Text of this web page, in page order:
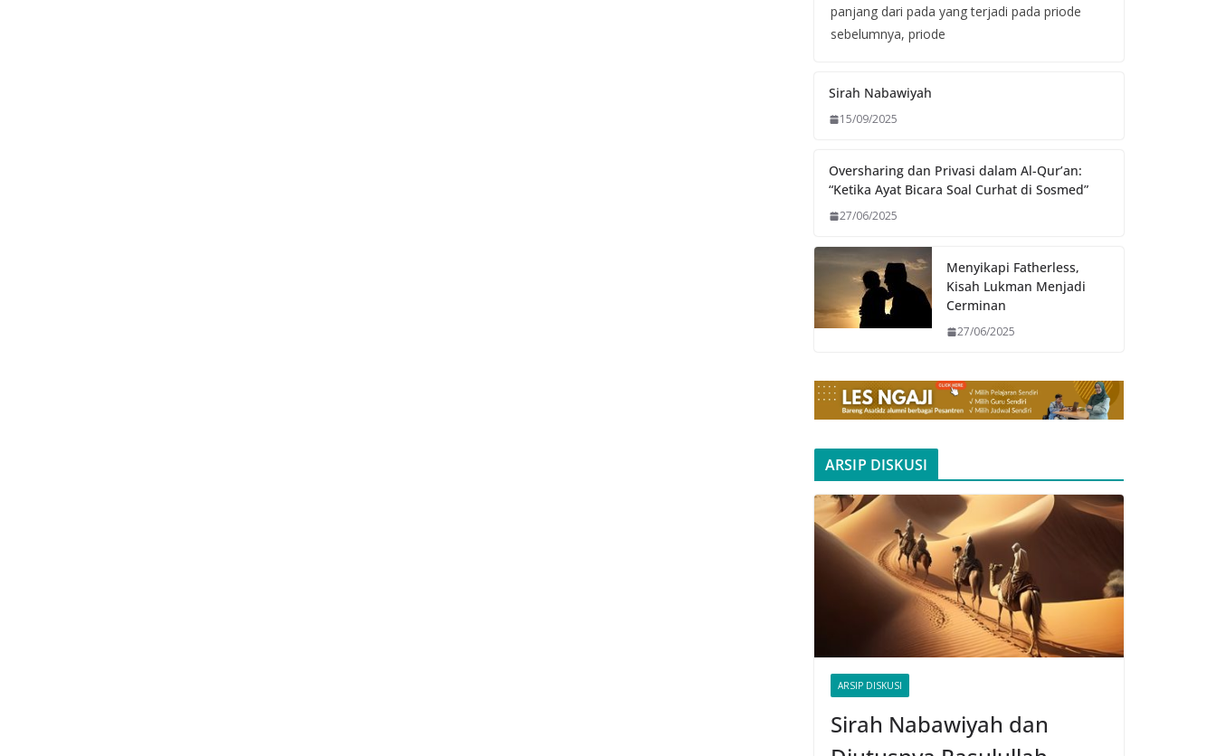
panjang dari pada yang terjadi pada priode
sebelumnya, priode
Sirah Nabawiyah
15/09/2025
Oversharing dan Privasi dalam Al-Qur’an:
“Ketika Ayat Bicara Soal Curhat di Sosmed”
27/06/2025
Menyikapi Fatherless,
Kisah Lukman Menjadi
Cerminan
27/06/2025
ARSIP DISKUSI
ARSIP DISKUSI
Sirah Nabawiyah dan